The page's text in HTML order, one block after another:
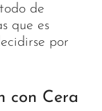
de
que es
por
con Cera